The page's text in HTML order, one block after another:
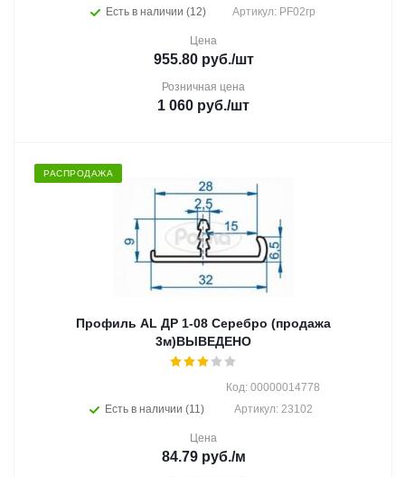
Есть в наличии (12)
Артикул: PF02гр
Цена
955.80руб./шт
Розничная цена
1 060 руб./шт
РАСПРОДАЖА
Профиль AL ДР 1-08 Серебро (продажа
3м)ВЫВЕДЕНО
Есть в наличии (11)
Код: 00000014778
Артикул: 23102
Цена
84.79руб./м